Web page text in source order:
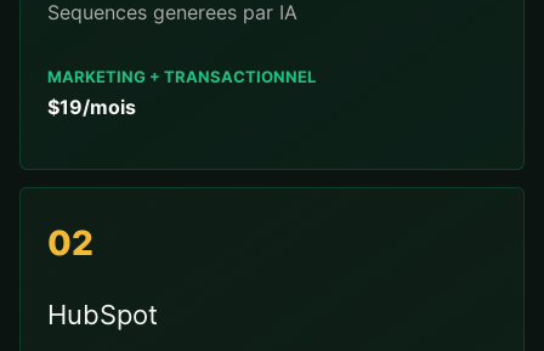
Sequences generees par IA
MARKETING + TRANSACTIONNEL
$19/mois
02
HubSpot